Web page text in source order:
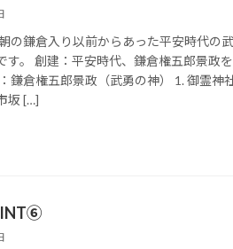
の鎌倉入り以前からあった平安時代の
す。 創建：平安時代、鎌倉権五郎景政
鎌倉権五郎景政（武勇の神） 1. 御霊神
坂 […]